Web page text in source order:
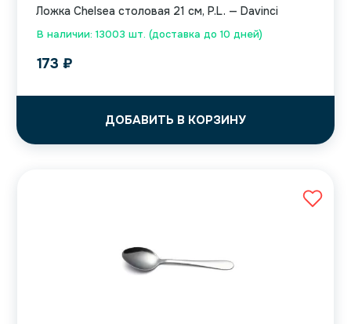
В наличии: 13003 шт. (доставка до 10 дней)
Ложка Chelsea столовая 21 см, P.L. — Davinci
173 ₽
ДОБАВИТЬ В КОРЗИНУ